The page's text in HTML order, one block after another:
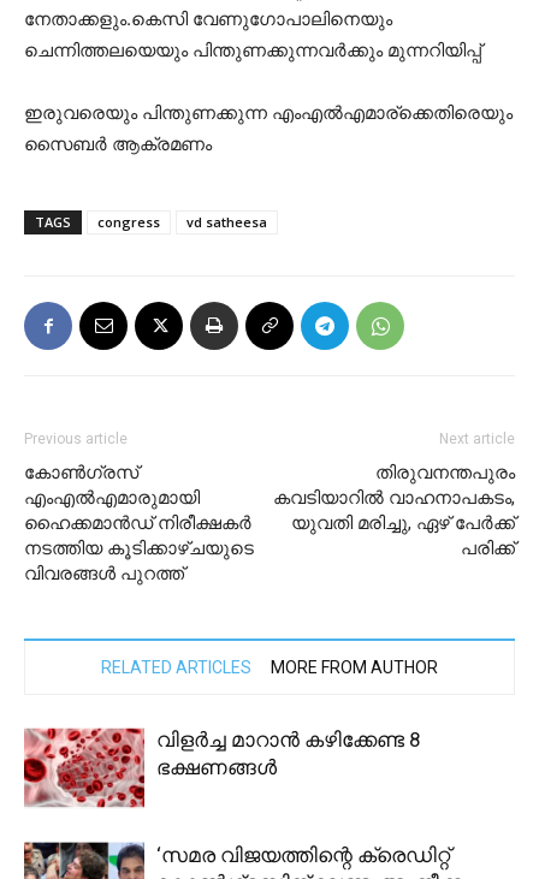
നേതാക്കളും.കെസി വേണുഗോപാലിനെയും
ചെന്നിത്തലയെയും പിന്തുണക്കുന്നവർക്കും മുന്നറിയിപ്പ്
ഇരുവരെയും പിന്തുണക്കുന്ന എംഎൽഎമാര്ക്കെതിരെയും
സൈബർ ആക്രമണം
TAGS congress vd satheesa
Previous article
കോണ്‍ഗ്രസ്
എംഎല്‍എമാരുമായി
ഹൈക്കമാന്‍ഡ് നിരീക്ഷകര്‍
നടത്തിയ കൂടിക്കാഴ്ചയുടെ
വിവരങ്ങള്‍ പുറത്ത്
Next article
തിരുവനന്തപുരം
കവടിയാറിൽ വാഹനാപകടം,
യുവതി മരിച്ചു, ഏഴ് പേർക്ക്
പരിക്ക്
RELATED ARTICLES MORE FROM AUTHOR
വിളർച്ച മാറാൻ കഴിക്കേണ്ട 8
ഭക്ഷണങ്ങൾ
‘സമര വിജയത്തിന്റെ ക്രെഡിറ്റ്